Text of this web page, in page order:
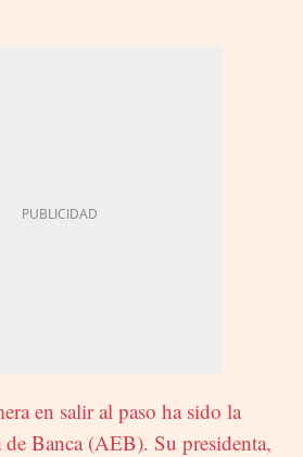
en salir al paso ha sido la
Banca (AEB). Su presidenta,